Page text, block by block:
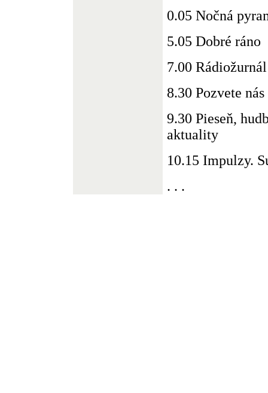
0.05 Nočná
5.05 Dobré ráno
7.00 Rádiožurnál
8.30 Pozvete
9.30 Pieseň,
aktuality
10.15 Impulzy.
. . .